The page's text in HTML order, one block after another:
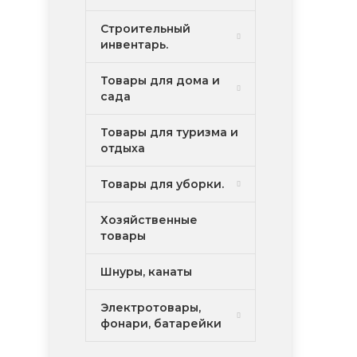
Строительный
инвентарь.
Товары для дома и
сада
Товары для туризма и
отдыха
Товары для уборки.
Хозяйственные
товары
Шнуры, канаты
Электротовары,
фонари, батарейки